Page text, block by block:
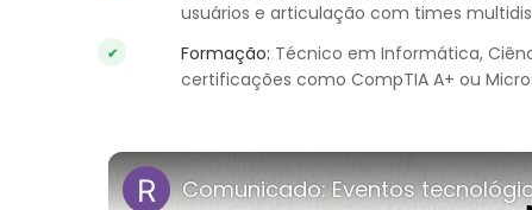
usuários e articulação com times
Formação: Técnico em Informática,
certificações como CompTIA A+ ou